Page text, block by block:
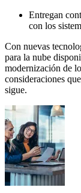
Entregan
con los
Con nuevas
para la nube
modernización de
consideraciones
sigue.